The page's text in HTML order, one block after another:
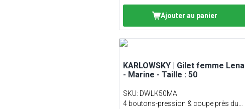
Ajouter au panier
KARLOWSKY | Gilet femme Lena
- Marine - Taille : 50
SKU: DWLK50MA
4 boutons-pression & coupe près du